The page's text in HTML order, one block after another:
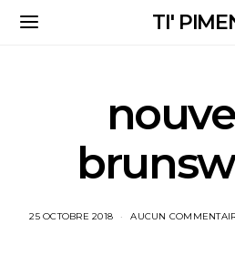
TI'
25 OCTOBRE 2018 AUCUN